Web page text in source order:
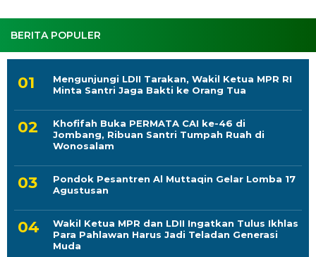
BERITA POPULER
Mengunjungi LDII Tarakan, Wakil Ketua MPR RI
Minta Santri Jaga Bakti ke Orang Tua
Khofifah Buka PERMATA CAI ke-46 di
Jombang, Ribuan Santri Tumpah Ruah di
Wonosalam
Pondok Pesantren Al Muttaqin Gelar Lomba 17
Agustusan
Wakil Ketua MPR dan LDII Ingatkan Tulus Ikhlas
Para Pahlawan Harus Jadi Teladan Generasi
Muda